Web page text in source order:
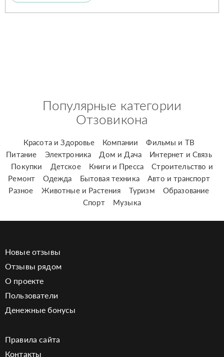
Популярные категории
Отзовикона
Красота и Здоровье Компании
Фильмы и ТВ
Питание
Электроника Дом и Дача
Интернет и Связь
Покупки
Детское Книги и Пресса
Строительство и
Ремонт
Одежда Бытовая техника
Авто и транспорт
Разное
Животные и Растения Туризм
Образование
Спорт
Музыка
Новые отзывы
Отзывы рядом
О проекте
Пользователи
Денежные бонусы
Правила сайта
Контакты